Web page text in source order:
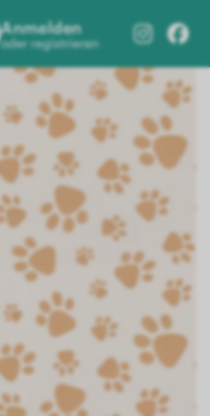
Anmelden
oder registrieren